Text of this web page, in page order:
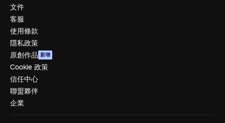
文件
客服
使用條款
隱私政策
原創作品 新增
Cookie 政策
信任中心
聯盟夥伴
企業